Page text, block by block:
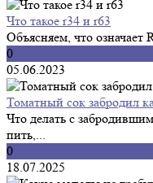
Что такое r34 и r63
Объясняем, что означает
0
05.06.2023
Томатный сок забродил
Что делать с
пить,...
0
18.07.2025